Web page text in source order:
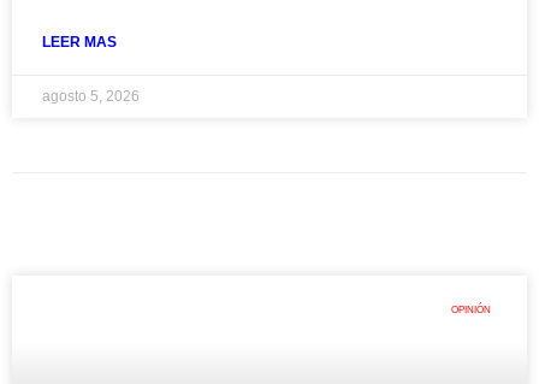
LEER MAS
agosto 5, 2026
OPINIÓN